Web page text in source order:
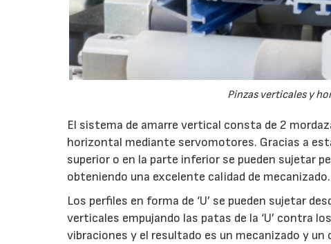
Pinzas verticales y
El sistema de amarre vertical consta de 2
horizontal mediante servomotores. Gracias a
superior o en la parte inferior se pueden sujetar
obteniendo una excelente calidad de mecanizado.
Los perfiles en forma de ‘U’ se pueden sujetar
verticales empujando las patas de la ‘U’ contra
vibraciones y el resultado es un mecanizado y un